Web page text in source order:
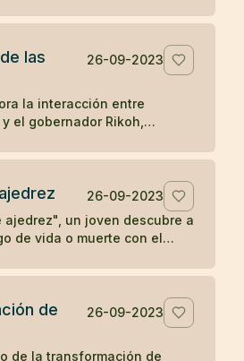
y la interconexión
y la percepción influyen en
las
26-09-2023
la interacción entre
el gobernador Rikoh,
súbita de Rikoh
pero profunda del Tao.
26-09-2023
ajedrez", un joven descubre a
de vida o muerte con el
compasión son las claves
de
26-09-2023
de la transformación de